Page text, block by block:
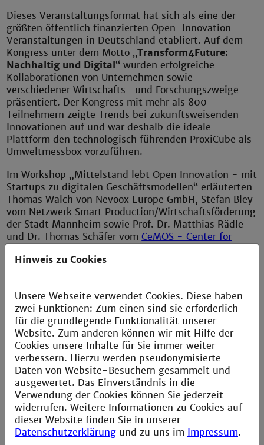
Dieses Veranstaltungsformat hat sich als eine der
größten öffentlich finanzierten Open-Innovation-
Veranstaltungen in Deutschland etabliert. Auf dem
Kongress unter dem Motto „Transform4Future:
Nachhaltig und Digital“ wurden erfolgreiche
Kollaborationen von Unternehmen sowie
verschiedener Wirtschafts- und Forschungszweige
präsentiert. Der Kongress mit mehr als 800
Teilnehmern zeigte Trends bei zukunftsweisenden
Innovationen auf und war deshalb die ideale
Plattform den technologisch führenden ProxiCube als
Umweltmessbox vorzuführen.
Im Workshop „Mittelstand lebt Open Innovation - mit
Startups zu digitalen Geschäftsmodellen“ erläuterten
Thomas Walch von Nevoox Europe GmbH, Stefan Bley
vom Netzwerk Smart Production/Wirtschaftsförderung
der Stadt Mannheim sowie Prof. Dr. Matthias Rädle
und Dr. Thomas Schäfer vomCeMOS - Center for
Hochschule Mannheim die Vorzüge der neuartigen
Besonderes Highlight ist die enthaltene, patentierte
Messtechnik, die es ermöglicht, die Aerosol-
Belastung von Innenräumen zuverlässig zu
überwachen. Diese Technologie ist weltweit
einzigartig und ein weiterer Schritt für den Weg aus
der Pandemie.
Mehr über den PoxiCube unter:
https://proxi-cube.com
« zurück
Hinweis zu Cookies
Unsere Webseite verwendet Cookies. Diese haben
zwei Funktionen: Zum einen sind sie erforderlich
für die grundlegende Funktionalität unserer
Website. Zum anderen können wir mit Hilfe der
Cookies unsere Inhalte für Sie immer weiter
verbessern. Hierzu werden pseudonymisierte
Daten von Website-Besuchern gesammelt und
ausgewertet. Das Einverständnis in die
Verwendung der Cookies können Sie jederzeit
widerrufen. Weitere Informationen zu Cookies auf
dieser Website finden Sie in unserer
Datenschutzerklärung und zu uns im Impressum.